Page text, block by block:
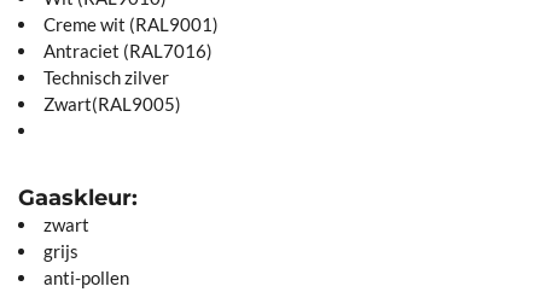
Creme wit (RAL9001)
Antraciet (RAL7016)
Technisch zilver
Zwart(RAL9005)
Gaaskleur:
zwart
grijs
anti-pollen